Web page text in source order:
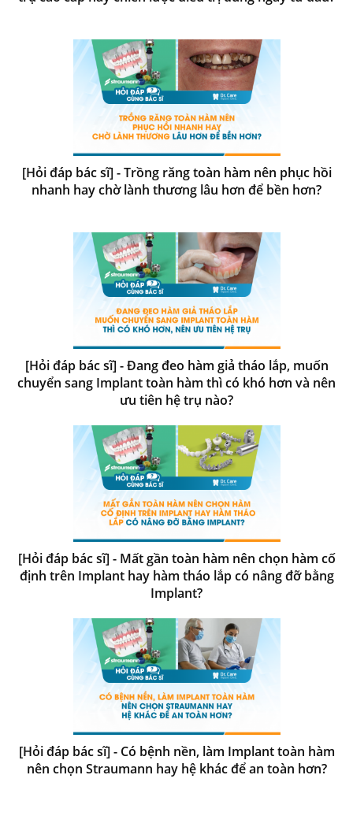
[Hỏi đáp bác sĩ] - Trồng răng toàn hàm nên phục hồi
nhanh hay chờ lành thương lâu hơn để bền hơn?
[Hỏi đáp bác sĩ] - Đang đeo hàm giả tháo lắp, muốn
chuyển sang Implant toàn hàm thì có khó hơn và nên
ưu tiên hệ trụ nào?
[Hỏi đáp bác sĩ] - Mất gần toàn hàm nên chọn hàm cố
định trên Implant hay hàm tháo lắp có nâng đỡ bằng
Implant?
[Hỏi đáp bác sĩ] - Có bệnh nền, làm Implant toàn hàm
nên chọn Straumann hay hệ khác để an toàn hơn?